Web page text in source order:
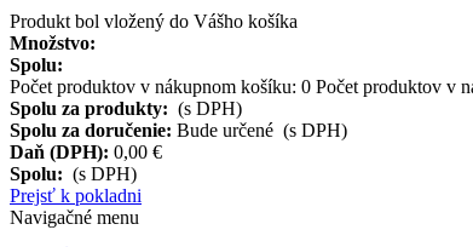
Produkt bol vložený do Vášho košíka
Množstvo:
Spolu:
Počet produktov v nákupnom košíku: 0 Počet produktov v
Spolu za produkty: (s DPH)
Spolu za doručenie: Bude určené (s DPH)
Daň (DPH): 0,00 €
Spolu: (s DPH)
Prejsť k pokladni
Navigačné menu